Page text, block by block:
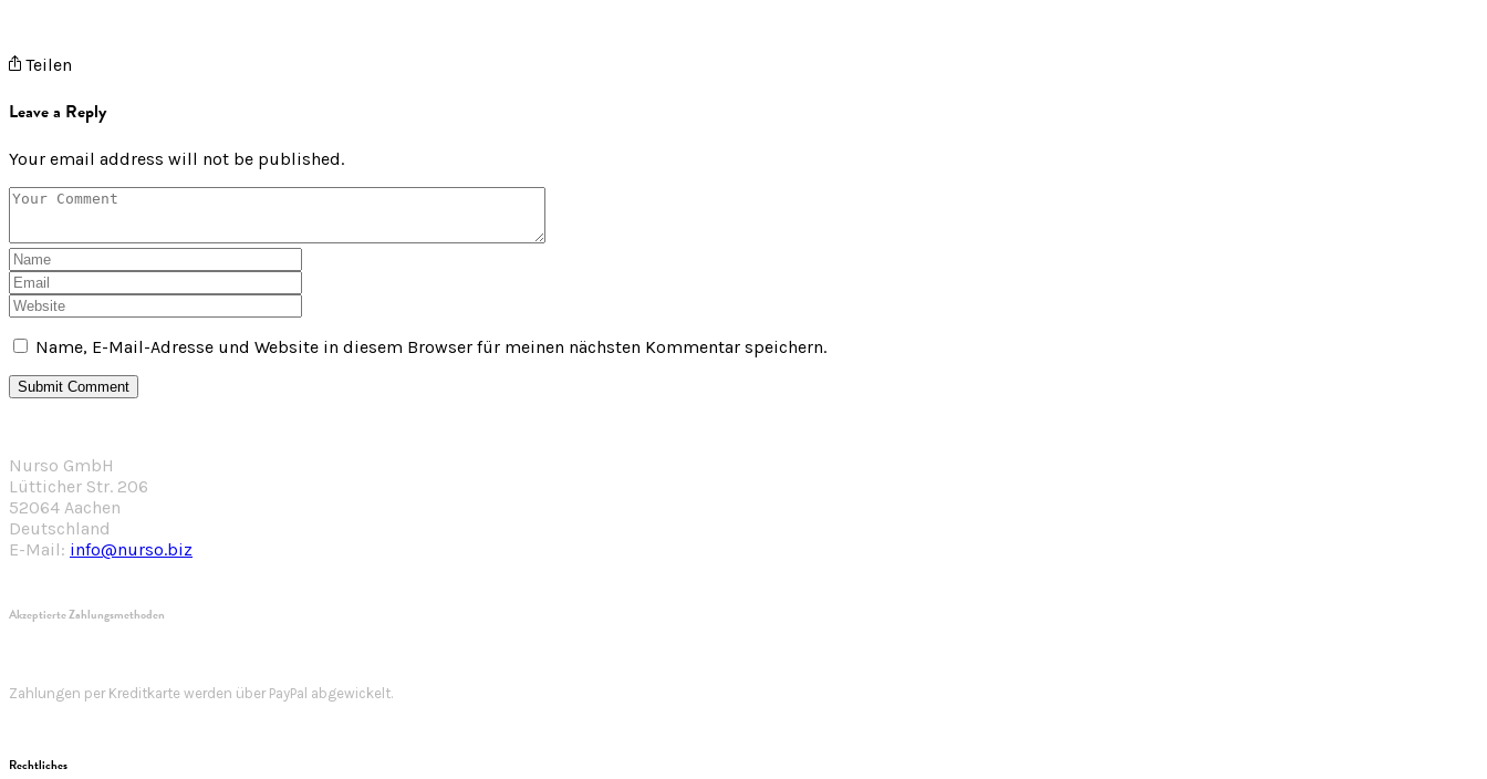
Teilen
Leave a Reply
Your email address will not be published.
Name, E-Mail-Adresse und Website in diesem Browser für meinen nächsten Kommentar speichern.
Nurso GmbH
Lütticher Str. 206
52064 Aachen
Deutschland
E-Mail: info@nurso.biz
Akzeptierte Zahlungsmethoden
Zahlungen per Kreditkarte werden über PayPal abgewickelt.
Rechtliches